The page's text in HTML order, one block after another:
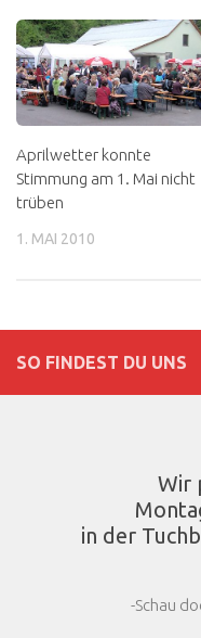
Aprilwetter konnte
Stimmung am 1. Mai nicht
trüben
1. MAI 2010
SO FINDEST DU UNS
Wir
in der
-Schau